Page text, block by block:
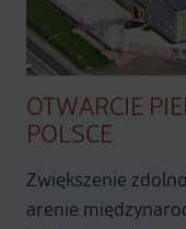
OTWARCIE
POLSCE
Zwiększenie
arenie